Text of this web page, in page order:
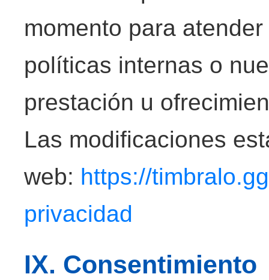
momento para
políticas internas o
prestación u
Las modificaciones
web: https://
privacidad
IX. Consentimiento